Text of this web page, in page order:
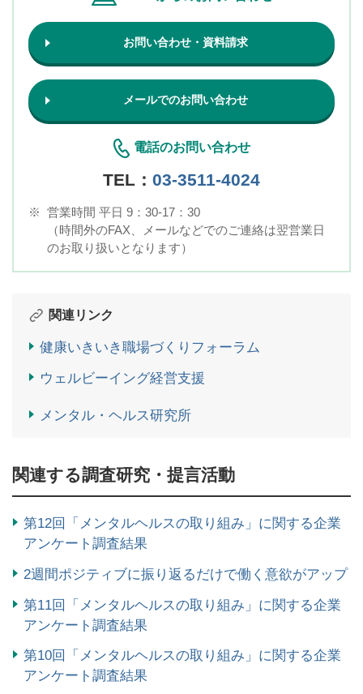
お問い合わせ・資料請求
メールでのお問い合わせ
電話のお問い合わせ
TEL： 03-3511-4024
※ 営業時間 平日 9：30-17：30
（時間外のFAX、メールなどでのご連絡は翌営業日
のお取り扱いとなります）
関連リンク
健康いきいき職場づくりフォーラム
ウェルビーイング経営支援
メンタル・ヘルス研究所
関連する調査研究・提言活動
第12回「メンタルヘルスの取り組み」に関する企業
アンケート調査結果
2週間ポジティブに振り返るだけで働く意欲がアップ
第11回「メンタルヘルスの取り組み」に関する企業
アンケート調査結果
第10回「メンタルヘルスの取り組み」に関する企業
アンケート調査結果